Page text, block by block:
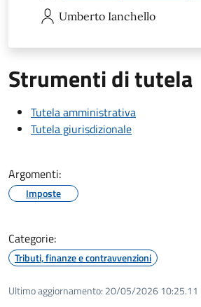
Umberto Ianchello
Strumenti di tutela
Tutela amministrativa
Tutela giurisdizionale
Argomenti:
Imposte
Categorie:
Tributi, finanze e contravvenzioni
Ultimo aggiornamento: 20/05/2026 10:25.11